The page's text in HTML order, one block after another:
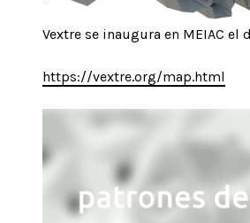
Vextre se inaugura en MEIAC
https://vextre.org/map.html